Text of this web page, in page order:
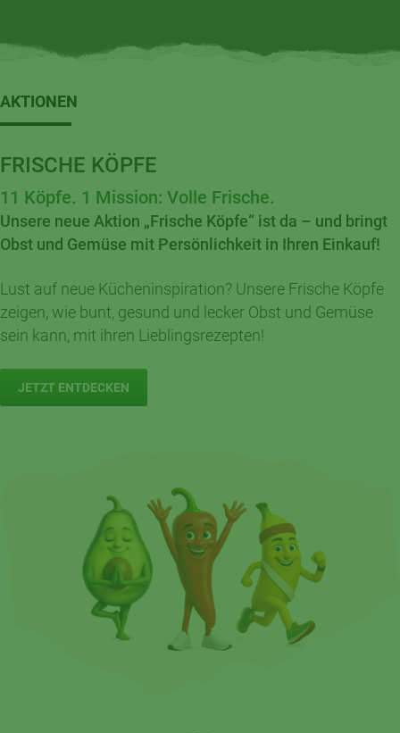
AKTIONEN
FRISCHE KÖPFE
11 Köpfe. 1 Mission: Volle Frische.
Unsere neue Aktion „Frische Köpfe“ ist da – und bringt
Obst und Gemüse mit Persönlichkeit in Ihren Einkauf!
Lust auf neue Kücheninspiration? Unsere Frische Köpfe
zeigen, wie bunt, gesund und lecker Obst und Gemüse
sein kann, mit ihren Lieblingsrezepten!
JETZT ENTDECKEN